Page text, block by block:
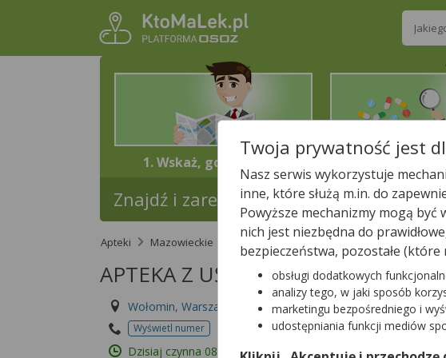
Wpisz
1. Wskaż, gdzie jesteś 2. Znajdź
Znajdź i zarezerwuj lek w najbliższej
Apteki Mazowieckie Wołomin APTEKA Z UŚMIECHEM
APTEKA Z UŚMIECHEM
Wołomin, Warszawska 15A,C
Wyświetl numer
Id apteki: 899 377
Dzisiaj czynna 08:00 – 14:00
−
Twoja prywatność jest
Nasz serwis wykorzystuje
inne, które służą m.in. do
Powyższe mechanizmy mogą
nich jest niezbędna do
bezpieczeństwa, pozostałe
obsługi dodatkowych
analizy tego, w jaki sposób
marketingu bezpośredniego i
udostępniania funkcji mediów